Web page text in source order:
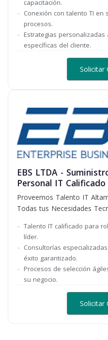
capacitación.
Conexión con talento TI en
procesos.
Estrategias
específicas del cliente.
Solicitar
EBS LTDA -
Personal IT
Proveemos Talento IT
Todas tus Necesidades
Talento IT calificado para
líder.
Consultorías
éxito garantizado.
Procesos de selección
su negocio.
Solicitar